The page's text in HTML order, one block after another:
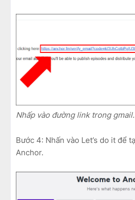
Nhấp vào đường link trong gmail.
Bước 4: Nhấn vào Let’s do it để
Anchor.